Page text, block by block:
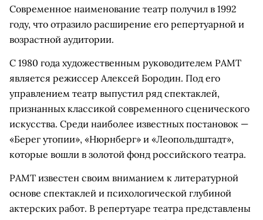
Современное наименование театр получил в 1992
году, что отразило расширение его репертуарной и
возрастной аудитории.
С 1980 года художественным руководителем РАМТ
является режиссер Алексей Бородин. Под его
управлением театр выпустил ряд спектаклей,
признанных классикой современного сценического
искусства. Среди наиболее известных постановок —
«Берег утопии», «Нюрнберг» и «Леопольдштадт»,
которые вошли в золотой фонд российского театра.
РАМТ известен своим вниманием к литературной
основе спектаклей и психологической глубиной
актерских работ. В репертуаре театра представлены